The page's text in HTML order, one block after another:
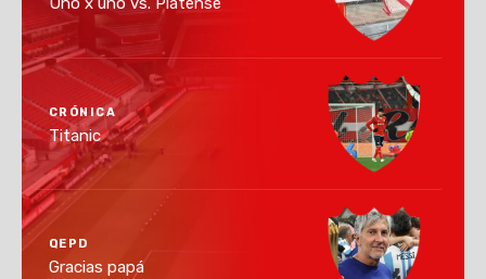
CRÓNICA
Titanic
QEPD
Gracias papá